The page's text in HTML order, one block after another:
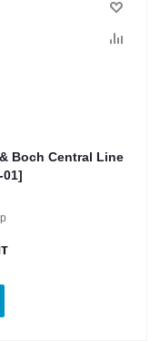
Boch Central Line
01]